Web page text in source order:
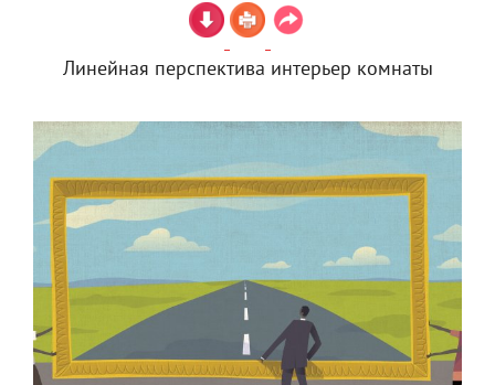
Линейная перспектива интерьер комнаты